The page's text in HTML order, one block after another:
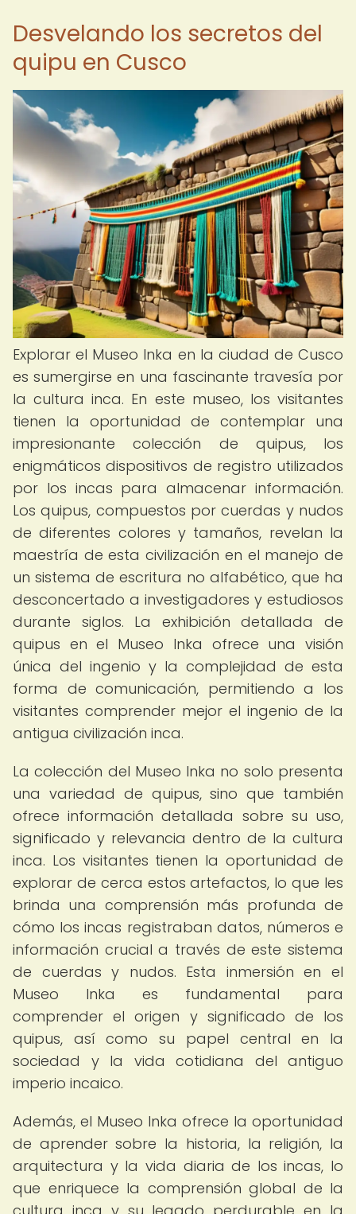
Desvelando los secretos del
quipu en Cusco
Explorar el Museo Inka en la ciudad de Cusco
es sumergirse en una fascinante travesía por
la cultura inca. En este museo, los visitantes
tienen la oportunidad de contemplar una
impresionante colección de quipus, los
enigmáticos dispositivos de registro utilizados
por los incas para almacenar información.
Los quipus, compuestos por cuerdas y nudos
de diferentes colores y tamaños, revelan la
maestría de esta civilización en el manejo de
un sistema de escritura no alfabético, que ha
desconcertado a investigadores y estudiosos
durante siglos. La exhibición detallada de
quipus en el Museo Inka ofrece una visión
única del ingenio y la complejidad de esta
forma de comunicación, permitiendo a los
visitantes comprender mejor el ingenio de la
antigua civilización inca.
La colección del Museo Inka no solo presenta
una variedad de quipus, sino que también
ofrece información detallada sobre su uso,
significado y relevancia dentro de la cultura
inca. Los visitantes tienen la oportunidad de
explorar de cerca estos artefactos, lo que les
brinda una comprensión más profunda de
cómo los incas registraban datos, números e
información crucial a través de este sistema
de cuerdas y nudos. Esta inmersión en el
Museo Inka es fundamental para
comprender el origen y significado de los
quipus, así como su papel central en la
sociedad y la vida cotidiana del antiguo
imperio incaico.
Además, el Museo Inka ofrece la oportunidad
de aprender sobre la historia, la religión, la
arquitectura y la vida diaria de los incas, lo
que enriquece la comprensión global de la